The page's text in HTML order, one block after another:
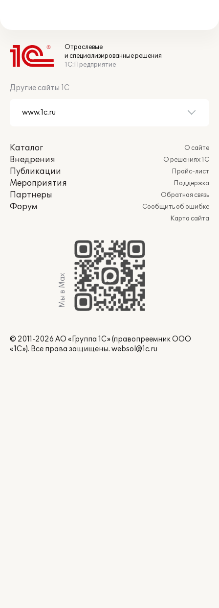
Отраслевые
и специализированные решения
1С:Предприятие
Другие сайты 1С
Каталог
Внедрения
Публикации
Мероприятия
Партнеры
Форум
О сайте
О решениях 1С
Прайс-лист
Поддержка
Обратная связь
Сообщить об ошибке
Карта сайта
Мы в Max
© 2011-2026 АО «Группа 1С» (правопреемник ООО
«1С»). Все права защищены. websol@1c.ru